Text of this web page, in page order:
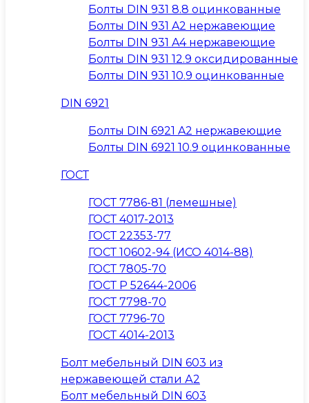
Болты DIN 931 8.8 оцинкованные
Болты DIN 931 A2 нержавеющие
Болты DIN 931 A4 нержавеющие
Болты DIN 931 12.9 оксидированные
Болты DIN 931 10.9 оцинкованные
DIN 6921
Болты DIN 6921 A2 нержавеющие
Болты DIN 6921 10.9 оцинкованные
ГОСТ
ГОСТ 7786-81 (лемешные)
ГОСТ 4017-2013
ГОСТ 22353-77
ГОСТ 10602-94 (ИСО 4014-88)
ГОСТ 7805-70
ГОСТ Р 52644-2006
ГОСТ 7798-70
ГОСТ 7796-70
ГОСТ 4014-2013
Болт мебельный DIN 603 из
нержавеющей стали А2
Болт мебельный DIN 603